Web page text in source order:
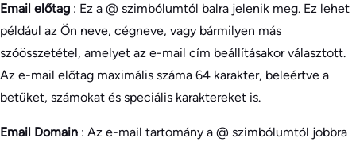
Email előtag : Ez a @ szimbólumtól balra jelenik meg. Ez lehet
például az Ön neve, cégneve, vagy bármilyen más
szóösszetétel, amelyet az e-mail cím beállításakor választott.
Az e-mail előtag maximális száma 64 karakter, beleértve a
betűket, számokat és speciális karaktereket is.
Email Domain : Az e-mail tartomány a @ szimbólumtól jobbra